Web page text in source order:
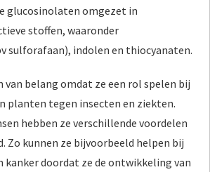
glucosinolaten omgezet in
stoffen, waaronder
sulforafaan), indolen en thiocyanaten.
belang omdat ze een rol spelen bij
planten tegen insecten en ziekten.
hebben ze verschillende voordelen
Zo kunnen ze bijvoorbeeld helpen bij
kanker doordat ze de ontwikkeling van